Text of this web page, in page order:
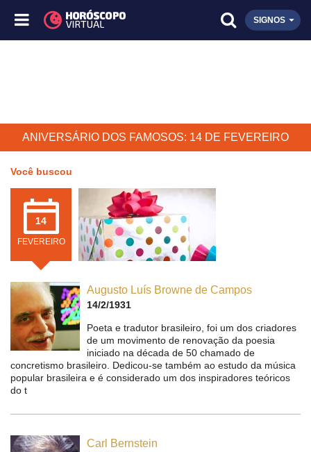
SIGNOS
ANIVERSÁRIO DOS FAMOSOS: 14 DE FEVEREIRO
Você buscou
14
FEVEREIRO
Augusto Luís Browne de Campos
14/2/1931
Poeta e tradutor brasileiro, foi um dos criadores
de um movimento de renovação da poesia
iniciado na década de 50 chamado de
concretismo brasileiro. Dedicou-se também ao estudo da música
popular brasileira e é considerado um dos inspiradores teóricos
do t
Carl Bernstein